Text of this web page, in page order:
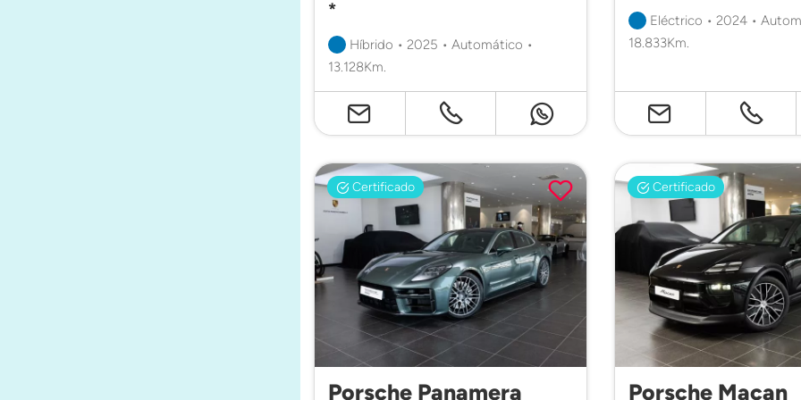
*
Híbrido • 2025 • Automático •
13.128Km.
Eléctrico • 2024 •
18.833Km.
Certificado
Porsche Panamera
Certificado
Porsche Macan